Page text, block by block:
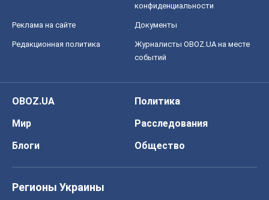
конфиденциальности
Реклама на сайте Документы
Редакционная политика
Журналисты OBOZ.UA на месте
событий
OBOZ.UA
Политика
Мир
Расследования
Блоги
Общество
Регионы Украины